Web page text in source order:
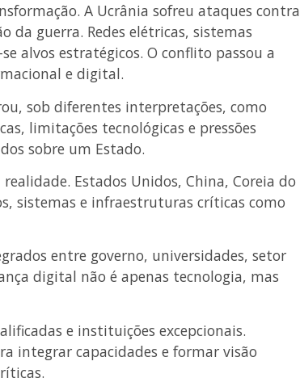
A Ucrânia sofreu ataques contra
guerra. Redes elétricas, sistemas
alvos estratégicos. O conflito passou a
e digital.
sob diferentes interpretações, como
limitações tecnológicas e pressões
sobre um Estado.
Estados Unidos, China, Coreia do
sistemas e infraestruturas críticas como
entre governo, universidades, setor
digital não é apenas tecnologia, mas
e instituições excepcionais.
integrar capacidades e formar visão